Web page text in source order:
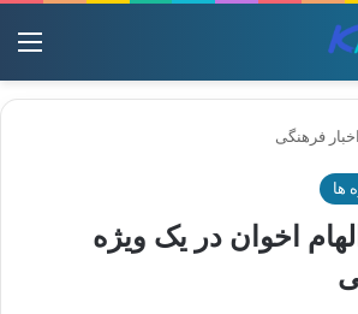
اخبار فرهنگی
ها
اخوان در یک ویژه‌